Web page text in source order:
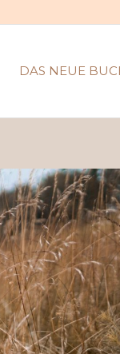
DAS NEUE